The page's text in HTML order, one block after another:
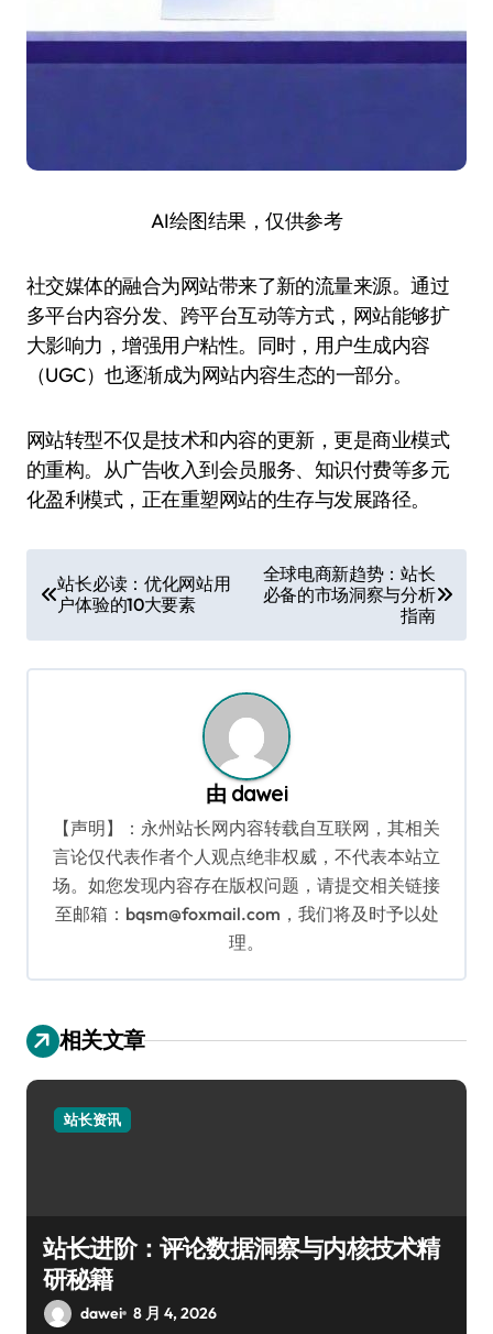
AI绘图结果，仅供参考
社交媒体的融合为网站带来了新的流量来源。通过
多平台内容分发、跨平台互动等方式，网站能够扩
大影响力，增强用户粘性。同时，用户生成内容
（UGC）也逐渐成为网站内容生态的一部分。
网站转型不仅是技术和内容的更新，更是商业模式
的重构。从广告收入到会员服务、知识付费等多元
化盈利模式，正在重塑网站的生存与发展路径。
章
导
航
站长必读：优化网站用
户体验的10大要素
全球电商新趋势：站长
必备的市场洞察与分析
指南
由 dawei
【声明】：永州站长网内容转载自互联网，其相关
言论仅代表作者个人观点绝非权威，不代表本站立
场。如您发现内容存在版权问题，请提交相关链接
至邮箱：bqsm@foxmail.com，我们将及时予以处
理。
相关文章
站长资讯
站长进阶：评论数据洞察与内核技术精
研秘籍
dawei 8 月 4, 2026